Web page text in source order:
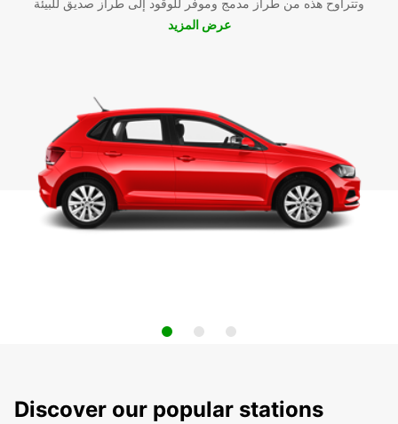
وتتراوح هذه من طراز مدمج وموفر للوقود إلى طراز صديق للبيئة
عرض المزيد
Discover our popular stations